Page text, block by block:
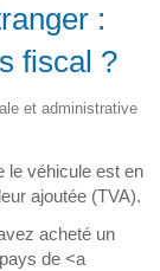
:
fiscal ?
et administrative
le véhicule est en
ajoutée (TVA).
acheté un
de <a